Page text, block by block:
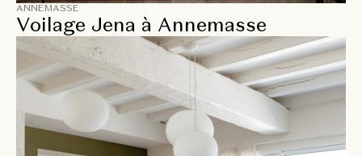
ANNEMASSE
Voilage Jena à Annemasse